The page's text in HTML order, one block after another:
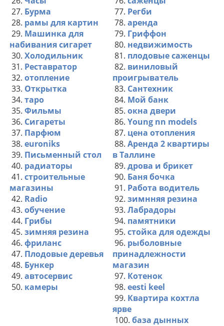
27. Бурма
28. рамы для картин
29. Машинка для
набивания сигарет
30. Холодильник
31. Реставратор
32. отопление
33. Открытка
34. таро
35. Фильмы
36. Сигареты
37. Парфюм
38. euroniks
39. Письменный стол
40. радиаторы
41. строительные
магазины
42. Radio
43. обучение
44. Грибы
45. зимняя резина
46. фриланс
47. Плодовые деревья
48. Бункер
49. автосервис
50. камеры
77. Регби
78. аренда
79. Гриффон
80. недвижимость
81. плодовые саженцы
82. виниловый
проигрыватель
83. Сантехник
84. Мой банк
85. окна двери
86. Young nn models
87. цена отопления
88. Аренда 2 квартиры
в Таллине
89. дрова и брикет
90. Баня бочка
91. Работа водитель
92. зимнняя резина
93. Лабрадоры
94. памятники
95. стойка для одежды
96. рыболовные
принадлежности
магазин
97. Котенок
98. eesti keel
99. Квартира кохтла
ярве
100. база дынных